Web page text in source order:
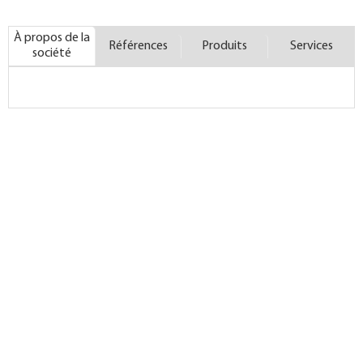
À propos de la
société
Références Produits Services